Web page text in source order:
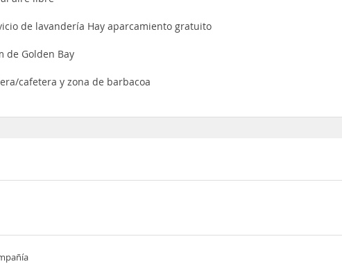
de lavandería Hay aparcamiento gratuito
de Golden Bay
cafetera y zona de barbacoa